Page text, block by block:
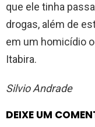
que ele tinha
drogas, além de
em um homicídio
Itabira.
Silvio Andrade
DEIXE UM